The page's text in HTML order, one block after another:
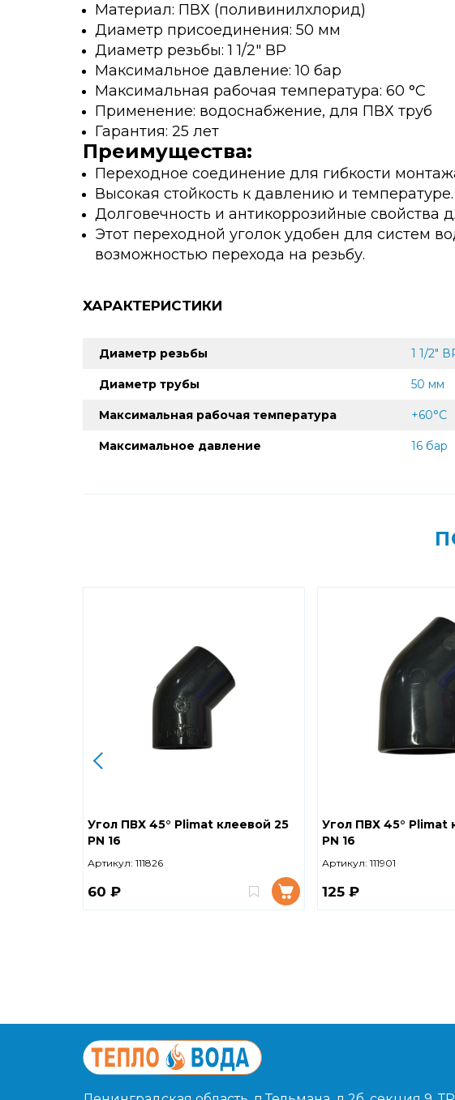
Материал: ПВХ (поливинилхлорид)
Диаметр присоединения: 50 мм
Диаметр резьбы: 1 1/2" ВР
Максимальное давление: 10 бар
Максимальная рабочая температура: 60 °С
Применение: водоснабжение, для ПВХ труб
Гарантия: 25 лет
Преимущества:
Переходное соединение для гибкости
Высокая стойкость к давлению и температуре.
Долговечность и антикоррозийные свойства
Этот переходной уголок удобен для систем
возможностью перехода на резьбу.
ХАРАКТЕРИСТИКИ
Диаметр резьбы 1 1/2"
Диаметр трубы 50 мм
Максимальная рабочая температура +60°С
Максимальное давление 16 бар
Угол ПВХ 45° Plimat клеевой 25
PN 16
Артикул: 111826
60 ₽
Угол ПВХ 45° Plimat
PN 16
Артикул: 111901
125 ₽